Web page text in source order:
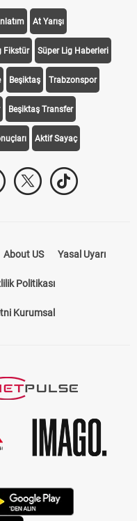
At Yarışı
Fikstür Süper Lig Haberleri
Beşiktaş Trabzonspor
Beşiktaş Transfer
Aktif Sayaç